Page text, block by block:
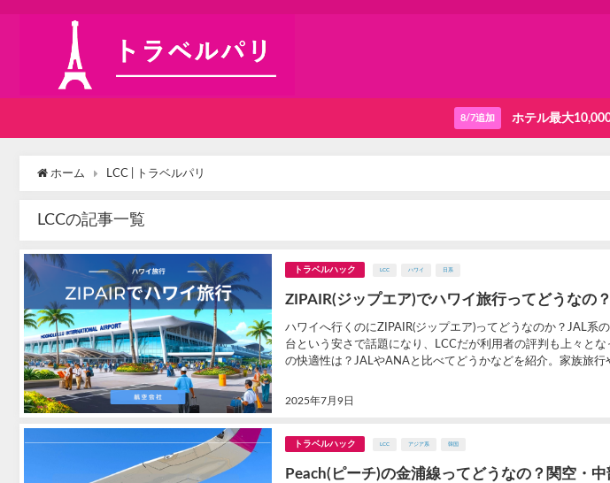
8/7追加 ホテル最大
ホーム LCC | トラベルパリ
LCCの記事一覧
トラベルハック LCC ハワイ 日系
ZIPAIR(ジップエア)でハワイ旅行ってどうなの
2025年7月9日
ハワイへ行くのにZIPAIR(ジップエア)ってどうなのか？JAL系
台という安さで話題になり、LCCだが利用者の評判も上々と
の快適性は？JALやANAと比べてどうかなどを紹介。家族旅
トラベルハック LCC アジア系 韓国
Peach(ピーチ)の金浦線ってどうなの？関空・